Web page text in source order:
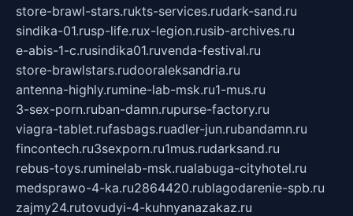
store-brawl-stars.rukts-services.rudark-sand.ru
sindika-01.rusp-life.rux-legion.rusib-archives.ru
e-abis-1-c.rusindika01.ruvenda-festival.ru
store-brawlstars.rudooraleksandria.ru
antenna-highly.rumine-lab-msk.ru1-mus.ru
3-sex-porn.ruban-damn.rupurse-factory.ru
viagra-tablet.rufasbags.ruadler-jun.rubandamn.ru
fincontech.ru3sexporn.ru1mus.rudarksand.ru
rebus-toys.ruminelab-msk.rualabuga-cityhotel.ru
medsprawo-4-ka.ru2864420.rublagodarenie-spb.ru
zajmy24.rutovudyi-4-kuhnyanazakaz.ru